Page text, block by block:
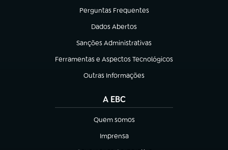
Perguntas Frequentes
(abre em nova aba)
Dados Abertos
(abre em nova aba)
Sanções Administrativas
(abre em nova aba)
Ferramentas e Aspectos Tecnológicos
(abre em nova aba)
Outras Informações
(abre em nova aba)
A EBC
Quem somos
(abre em nova aba)
Imprensa
(abre em nova aba)